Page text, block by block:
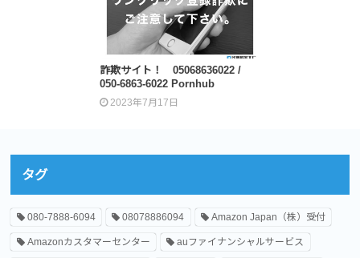
詐欺サイト！ 05068636022 /
050-6863-6022 Pornhub
2023年7月17日
タグ
080-7888-6094 08078886094 Amazon Japan（株）受付
Amazonカスタマーセンター auファイナンシャルサービス